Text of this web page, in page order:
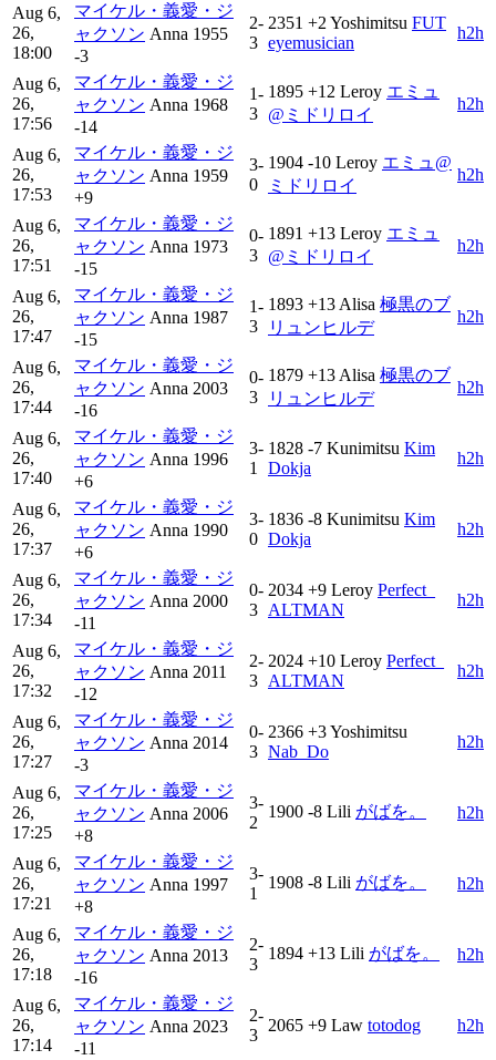
Aug 6,
26,
18:00
マイケル・義愛・ジ
ャクソン Anna 1955
-3
2-
3
2351 +2 Yoshimitsu FUT
eyemusician
h2h
Aug 6,
26,
17:56
マイケル・義愛・ジ
ャクソン Anna 1968
-14
1-
3
1895 +12 Leroy エミュ
@ミドリロイ
h2h
Aug 6,
26,
17:53
マイケル・義愛・ジ
ャクソン Anna 1959
+9
3-
0
1904 -10 Leroy エミュ@
ミドリロイ
h2h
Aug 6,
26,
17:51
マイケル・義愛・ジ
ャクソン Anna 1973
-15
0-
3
1891 +13 Leroy エミュ
@ミドリロイ
h2h
Aug 6,
26,
17:47
マイケル・義愛・ジ
ャクソン Anna 1987
-15
1-
3
1893 +13 Alisa 極黒のブ
リュンヒルデ
h2h
Aug 6,
26,
17:44
マイケル・義愛・ジ
ャクソン Anna 2003
-16
0-
3
1879 +13 Alisa 極黒のブ
リュンヒルデ
h2h
Aug 6,
26,
17:40
マイケル・義愛・ジ
ャクソン Anna 1996
+6
3-
1
1828 -7 Kunimitsu Kim
Dokja
h2h
Aug 6,
26,
17:37
マイケル・義愛・ジ
ャクソン Anna 1990
+6
3-
0
1836 -8 Kunimitsu Kim
Dokja
h2h
Aug 6,
26,
17:34
マイケル・義愛・ジ
ャクソン Anna 2000
-11
0-
3
2034 +9 Leroy Perfect_
ALTMAN
h2h
Aug 6,
26,
17:32
マイケル・義愛・ジ
ャクソン Anna 2011
-12
2-
3
2024 +10 Leroy Perfect_
ALTMAN
h2h
Aug 6,
26,
17:27
マイケル・義愛・ジ
ャクソン Anna 2014
-3
0-
3
2366 +3Yoshimitsu
Nab_Do
h2h
Aug 6,
26,
17:25
マイケル・義愛・ジ
ャクソン Anna 2006
+8
3-
2
1900 -8 Lili がばを。 h2h
Aug 6,
26,
17:21
マイケル・義愛・ジ
ャクソン Anna 1997
+8
3-
1
1908 -8 Lili がばを。 h2h
Aug 6,
26,
17:18
マイケル・義愛・ジ
ャクソン Anna 2013
-16
2-
3
1894 +13 Lili がばを。 h2h
Aug 6,
26,
17:14
マイケル・義愛・ジ
ャクソン Anna 2023
-11
2-
3
2065 +9 Law totodog h2h